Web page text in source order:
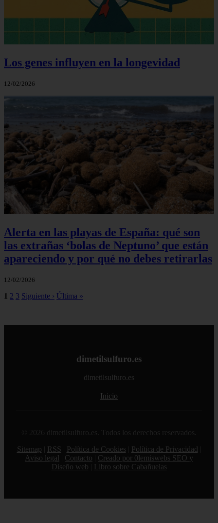
Los genes influyen en la longevidad
12/02/2026
Alerta en las playas de España: qué son
las extrañas ‘bolas de Neptuno’ que están
apareciendo y por qué no debes retirarlas
12/02/2026
1 2 3 Siguiente › Última »
dimetilsulfuro.es
dimetilsulfuro.es
Inicio
© 2026 dimetilsulfuro.es. Todos los derechos reservados.
Sitemap
RSS Política de Cookies Política de Privacidad
Aviso legal
Contacto
Creado por 0lemiswebs SEO y
Diseño web
Libro sobre Cabañuelas